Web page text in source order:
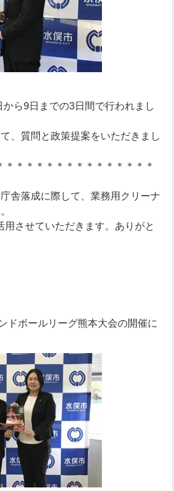
ら9日までの3日間で行われまし
、質問と政策提案をいただきまし
＊＊＊＊＊＊＊＊＊＊＊＊＊＊＊
舎落成に際して、業務用クリーナ
させていただきます。ありがと
ボールリーグ熊本大会の開催に